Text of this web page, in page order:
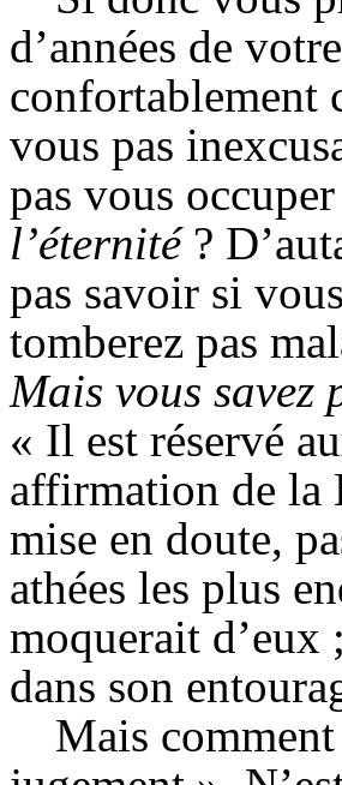
d’années de
confortablement
vous pas
pas vous
l’éternité?
pas savoir si
tomberez pas
Mais vous savez
« Il est réservé
affirmation de la
mise en doute,
athées les plus
moquerait d’eux
dans son
Mais